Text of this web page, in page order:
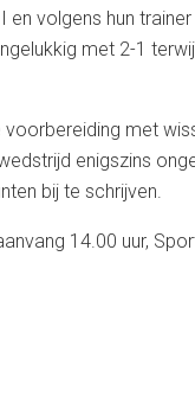
en volgens hun
met 2-1
met
enigszins
bij te schrijven.
14.00 uur,